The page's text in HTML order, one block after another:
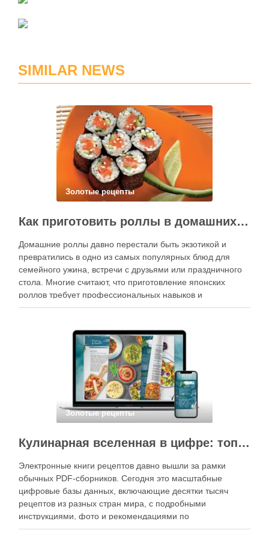
SIMILAR NEWS
Золотые рецепты
Как приготовить роллы в домашних условиях?
Домашние роллы давно перестали быть экзотикой и
превратились в одно из самых популярных блюд для
семейного ужина, встречи с друзьями или праздничного
стола. Многие считают, что приготовление японских
роллов требует профессиональных навыков и
специального оборудования, однако на практике сделать
кухне. Главное — …
Золотые рецепты
Кулинарная вселенная в цифре: топ-3 самых больших электронных книг рецептов
Электронные книги рецептов давно вышли за рамки
обычных PDF-сборников. Сегодня это масштабные
цифровые базы данных, включающие десятки тысяч
рецептов из разных стран мира, с подробными
инструкциями, фото и рекомендациями по
приготовлению. В отличие от печатных изданий,